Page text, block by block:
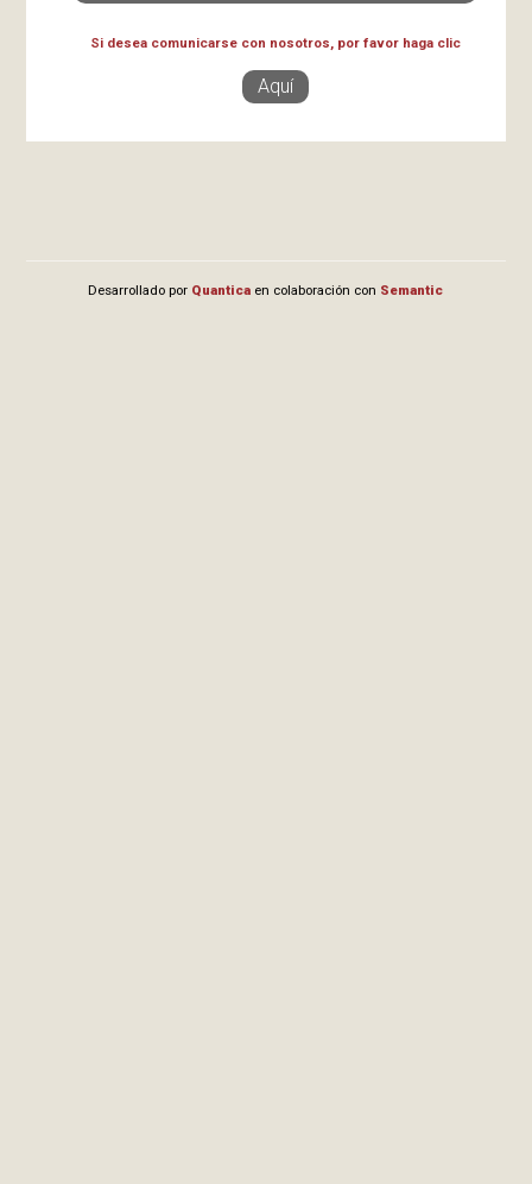
Si desea comunicarse con nosotros, por favor haga clic
Aquí
Desarrollado por Quantica en colaboración con Semantic